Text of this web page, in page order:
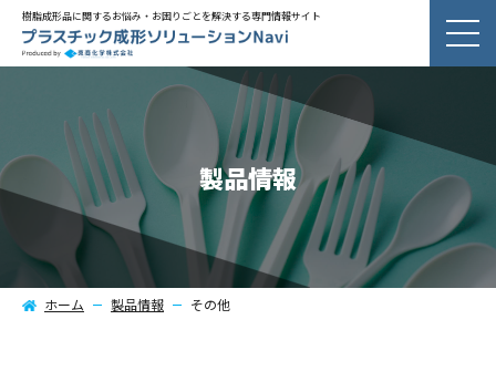
樹脂成形品に関するお悩み・お困りごとを解決する専門情報サイト
製品情報
ホーム 製品情報 その他